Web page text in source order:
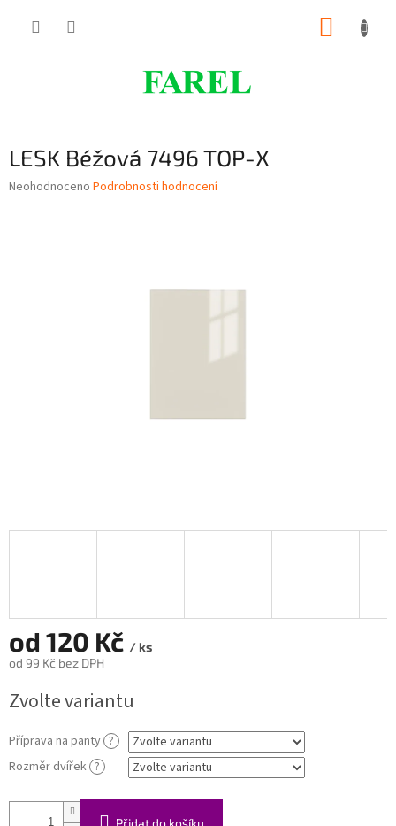
LESK Béžová 7496 TOP-X
Průměrné
Neohodnoceno Podrobnosti hodnocení
od 120 Kč / ks
od 99 Kč bez DPH
cena:
Zvolte variantu
Příprava na panty ?
Rozměr dvířek ?